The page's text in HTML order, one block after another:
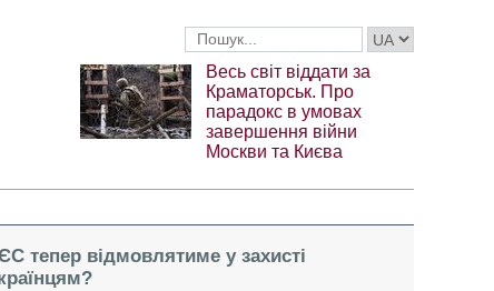
Весь світ віддати за
Краматорськ. Про
парадокс в умовах
завершення війни
Москви та Києва
тепер відмовлятиме у захисті